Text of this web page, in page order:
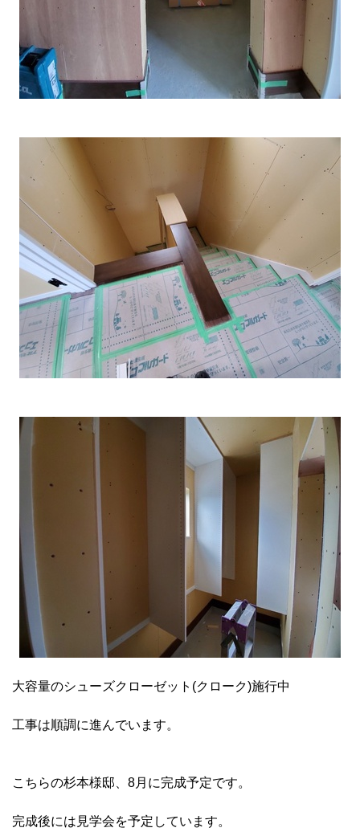
大容量のシューズクローゼット(クローク)施行中
工事は順調に進んでいます。
こちらの杉本様邸、8月に完成予定です。
完成後には見学会を予定しています。